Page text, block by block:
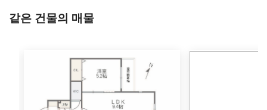
같은 건물의 매물